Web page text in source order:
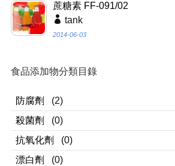
蔗糖素 FF-091/02
tank
2014-06-03
食品添加物分類目錄
防腐劑
(2)
殺菌劑
(0)
抗氧化劑
(0)
漂白劑
(0)